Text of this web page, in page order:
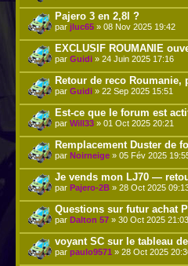
Pajero 3 en 2,8l ?
par jluc65 » 08 Nov 2025 19:42
EXCLUSIF ROUMANIE
par Guidi » 24 Juin 2025 17:16
Retour de reco Roumanie,
par Guidi » 22 Sep 2025 15:51
Est-ce que le forum est
par Will33 » 01 Oct 2025 20:21
Remplacement Duster de
par Noirneige » 05 Fév 2025
Je vends mon LJ70 —
par Pajero-2B » 28 Oct 2025
Questions sur futur achat
par Dalton 57 » 30 Oct 2025 21:03
voyant SC sur le tableau
par paulo9571 » 28 Oct 2025